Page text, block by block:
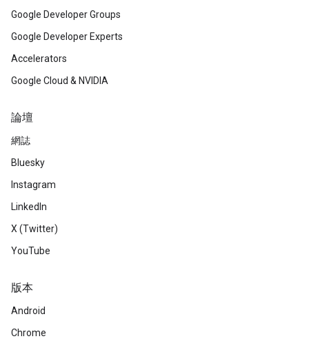
Google Developer Groups
Google Developer Experts
Accelerators
Google Cloud & NVIDIA
論壇
網誌
Bluesky
Instagram
LinkedIn
X (Twitter)
YouTube
版本
Android
Chrome